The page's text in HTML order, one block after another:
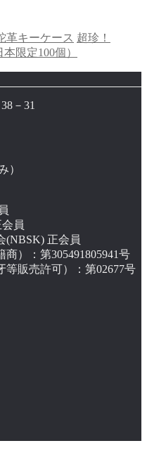
革キーケース 超珍！
限定100個）
－31
）
員
(NBSK) 正会員
）：第305491805941号
販売許可）：第02677号